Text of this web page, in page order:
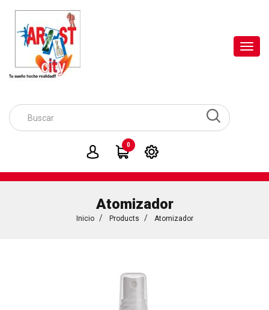
0
Atomizador
Inicio Products Atomizador